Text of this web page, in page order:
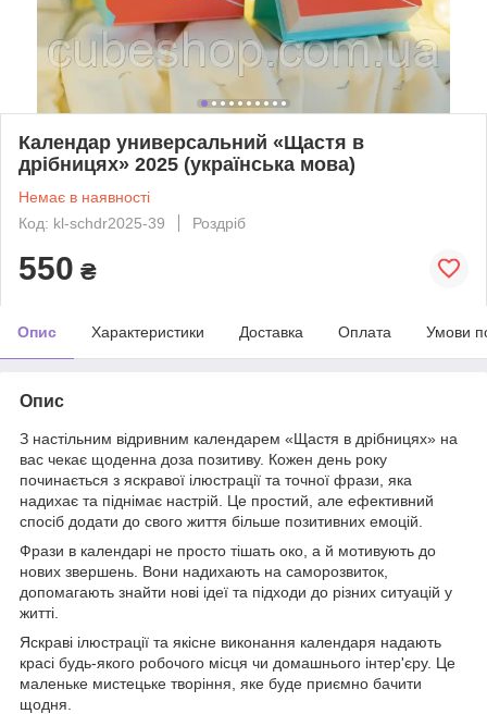
Календар универсальний «Щастя в
дрібницях» 2025 (українська мова)
Немає в наявності
Код: kl-schdr2025-39
Роздріб
550 ₴
Опис Характеристики Доставка Оплата Умови
Опис
З настільним відривним календарем «Щастя в дрібницях» на
вас чекає щоденна доза позитиву. Кожен день року
починається з яскравої ілюстрації та точної фрази, яка
надихає та піднімає настрій. Це простий, але ефективний
спосіб додати до свого життя більше позитивних емоцій.
Фрази в календарі не просто тішать око, а й мотивують до
нових звершень. Вони надихають на саморозвиток,
допомагають знайти нові ідеї та підходи до різних ситуацій у
житті.
Яскраві ілюстрації та якісне виконання календаря надають
красі будь-якого робочого місця чи домашнього інтер'єру. Це
маленьке мистецьке творіння, яке буде приємно бачити
щодня.